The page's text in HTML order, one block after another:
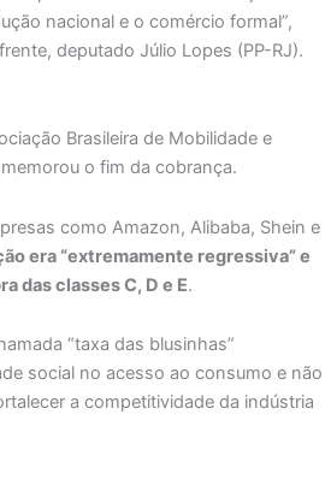
nacional e o comércio formal”,
deputado Júlio Lopes (PP-RJ).
Brasileira de Mobilidade e
o fim da cobrança.
como Amazon, Alibaba, Shein e
era “extremamente regressiva” e
das classes C, D e E.
“taxa das blusinhas”
social no acesso ao consumo e não
a competitividade da indústria